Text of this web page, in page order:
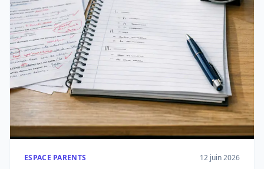
ESPACE PARENTS 12 juin 2026